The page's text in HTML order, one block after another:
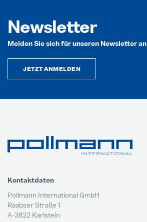
Newsletter
Melden Sie sich für unseren Newsletter an
JETZT ANMELDEN
Kontaktdaten
Pollmann International GmbH
Raabser Straße 1
A-3822 Karlstein